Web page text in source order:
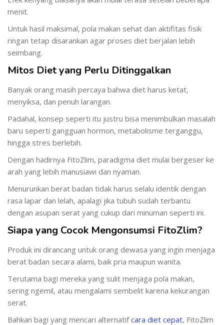
menit.
Untuk hasil maksimal, pola makan sehat dan aktifitas fisik
ringan tetap disarankan agar proses diet berjalan lebih
seimbang.
Mitos Diet yang Perlu Ditinggalkan
Banyak orang masih percaya bahwa diet harus ketat,
menyiksa, dan penuh larangan.
Padahal, konsep seperti itu justru bisa menimbulkan masalah
baru seperti gangguan hormon, metabolisme terganggu,
hingga stres berlebih.
Dengan hadirnya FitoZlim, paradigma diet mulai bergeser ke
arah yang lebih manusiawi dan nyaman.
Menurunkan berat badan tidak harus selalu identik dengan
rasa lapar dan lelah, apalagi jika tubuh sudah terbantu
dengan asupan serat yang cukup dari minuman seperti ini.
Siapa yang Cocok Mengonsumsi FitoZlim?
Produk ini dirancang untuk orang dewasa yang ingin menjaga
berat badan secara alami, baik pria maupun wanita.
Terutama bagi mereka yang sulit menjaga pola makan,
sering ngemil, atau mengalami sembelit karena kekurangan
serat.
Bahkan bagi yang mencari alternatifcara diet cepat, FitoZlim